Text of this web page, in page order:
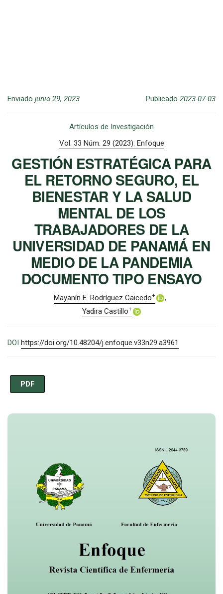
Enviado junio 29, 2023 Publicado 2023-07-03
Artículos de Investigación
Vol. 33 Núm. 29 (2023): Enfoque
GESTIÓN ESTRATÉGICA PARA
EL RETORNO SEGURO, EL
BIENESTAR Y LA SALUD
MENTAL DE LOS
TRABAJADORES DE LA
UNIVERSIDAD DE PANAMÁ EN
MEDIO DE LA PANDEMIA
DOCUMENTO TIPO ENSAYO
Mayanín E. Rodríguez Caicedo+
Yadira Castillo+
DOI https://doi.org/10.48204/j.enfoque.v33n29.a3961
PDF
Imagen de portada